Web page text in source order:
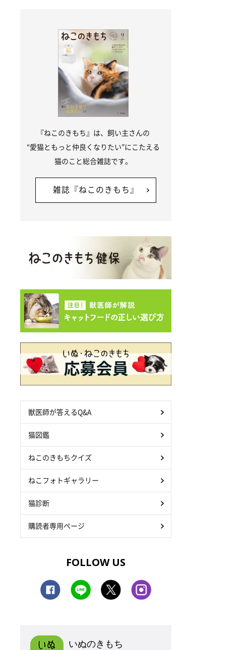
『ねこのきもち』は、飼い主さんの
“愛猫ともっと仲良くなりたい”にこたえる
猫のこと総合雑誌です。
雑誌『ねこのきもち』
獣医師が答えるQ&A
猫図鑑
ねこのきもちクイズ
ねこフォトギャラリー
猫診断
購読者専用ページ
FOLLOW US
いぬのきもち